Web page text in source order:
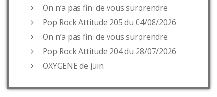
On n’a pas fini de vous surprendre
Pop Rock Attitude 205 du 04/08/2026
On n’a pas fini de vous surprendre
Pop Rock Attitude 204 du 28/07/2026
OXYGENE de juin